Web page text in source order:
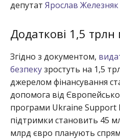
депутат Ярослав
Додаткові 1,5
Згідно з документом,
безпекузростуть на 1,5
джерелом фінансування
допомога від
програми Ukraine Support
підтримки становить 45
млрд євро планують